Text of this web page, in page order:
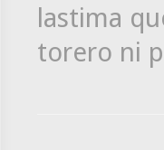
lastima
torero ni